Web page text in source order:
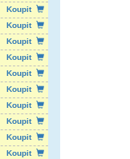
Koupit
Koupit
Koupit
Koupit
Koupit
Koupit
Koupit
Koupit
Koupit
Koupit